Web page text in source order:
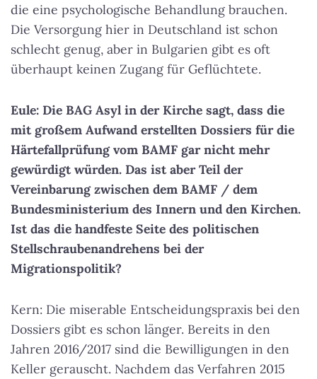
die eine psychologische Behandlung brauchen.
Die Versorgung hier in Deutschland ist schon
schlecht genug, aber in Bulgarien gibt es oft
überhaupt keinen Zugang für Geflüchtete.
Eule: Die BAG Asyl in der Kirche sagt, dass die
mit großem Aufwand erstellten Dossiers für die
Härtefallprüfung vom BAMF gar nicht mehr
gewürdigt würden. Das ist aber Teil der
Vereinbarung zwischen dem BAMF / dem
Bundesministerium des Innern und den Kirchen.
Ist das die handfeste Seite des politischen
Stellschraubenandrehens bei der
Migrationspolitik?
Kern: Die miserable Entscheidungspraxis bei den
Dossiers gibt es schon länger. Bereits in den
Jahren 2016/2017 sind die Bewilligungen in den
Keller gerauscht. Nachdem das Verfahren 2015